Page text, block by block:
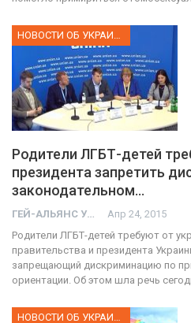
Родители ЛГБТ-детей
президента запретить
законодательном…
ГЕЙ-АЛЬЯНС УКРАИНА Апр 24, 2015
Родители ЛГБТ-детей требуют от
правительства и президента
запрещающий дискриминацию по
ориентации. Об этом шла речь
НОВОСТИ ОБ УКРАИНЕ